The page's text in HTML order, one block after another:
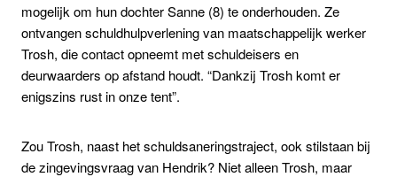
mogelijk om hun dochter Sanne (8) te onderhouden. Ze
ontvangen schuldhulpverlening van maatschappelijk werker
Trosh, die contact opneemt met schuldeisers en
deurwaarders op afstand houdt. “Dankzij Trosh komt er
enigszins rust in onze tent”.
Zou Trosh, naast het schuldsaneringstraject, ook stilstaan bij
de zingevingsvraag van Hendrik? Niet alleen Trosh, maar